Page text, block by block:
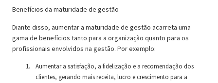
Benefícios da maturidade de gestão
Diante disso, aumentar a maturidade de gestão acarreta uma
gama de benefícios tanto para a organização quanto para os
profissionais envolvidos na gestão. Por exemplo:
Aumentar a satisfação, a fidelização e a recomendação dos
clientes, gerando mais receita, lucro e crescimento para a